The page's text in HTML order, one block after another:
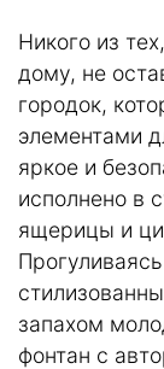
Никого из
дому, не
городок,
элементами
яркое и
исполнено в
ящерицы и
запахом
фонтан с